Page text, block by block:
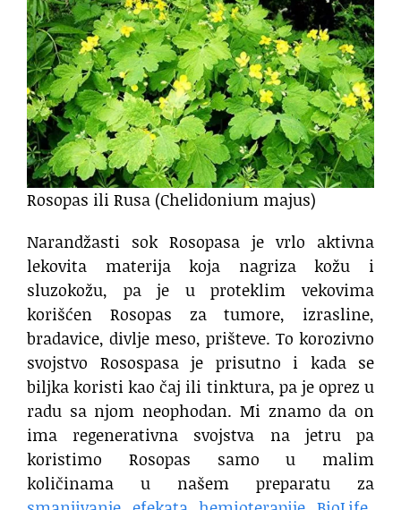
Rosopas ili Rusa (Chelidonium majus)
Narandžasti sok Rosopasa je vrlo aktivna
lekovita materija koja nagriza kožu i
sluzokožu, pa je u proteklim vekovima
korišćen Rosopas za tumore, izrasline,
bradavice, divlje meso, prišteve. To korozivno
svojstvo Rosospasa je prisutno i kada se
biljka koristi kao čaj ili tinktura, pa je oprez u
radu sa njom neophodan. Mi znamo da on
ima regenerativna svojstva na jetru pa
koristimo Rosopas samo u malim
količinama u našem preparatu za